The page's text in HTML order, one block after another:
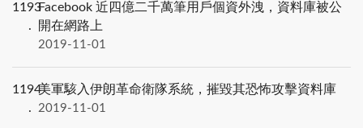
1193Facebook 近四億二千萬筆用戶個資外洩，資料庫被公
開在網路上
2019-11-01
1194美軍駭入伊朗革命衛隊系統，摧毀其恐怖攻擊資料庫
2019-11-01